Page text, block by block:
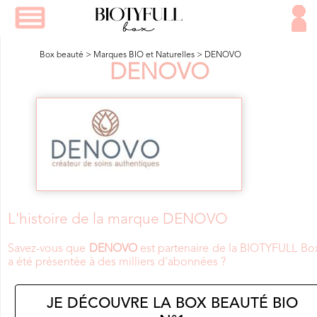
Box beauté > Marques BIO et Naturelles > DENOVO
DENOVO
L'histoire de la marque DENOVO
Savez-vous que DENOVOest partenaire de la BIOTYFULL
a été présentée à des milliers d'abonnées ?
JE DÉCOUVRE LA BOX BEAUTÉ BIO